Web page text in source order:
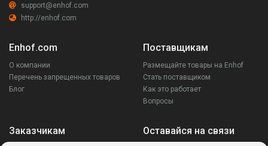
support@enhof.com
http://enhof.com
Enhof.com
О компании
Перечень запрещенных товаров
Блог
Поставщикам
Размещайте товары на Enhof
Стать поставщиком
Как это работает
Вопросы
Заказчикам Оставайся на связи